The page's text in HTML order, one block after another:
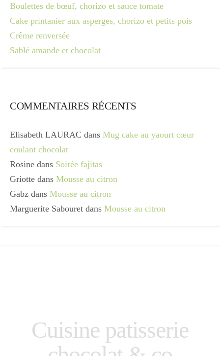
Boulettes de bœuf, chorizo et sauce tomate
Cake printanier aux asperges, chorizo et petits pois
Crême renversée
Sablé amande et chocolat
COMMENTAIRES RÉCENTS
Elisabeth LAURAC dans Mug cake au yaourt cœur
coulant chocolat
Rosine dans Soirée fajitas
Griotte dans Mousse au citron
Gabz dans Mousse au citron
Marguerite Sabouret dans Mousse au citron
Cuisine patisserie